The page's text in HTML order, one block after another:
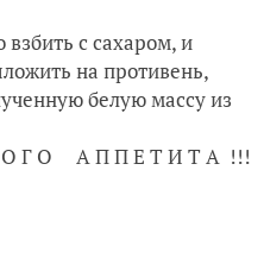
с сахаром, и
на противень,
белую массу из
П П Е Т И Т А !!!